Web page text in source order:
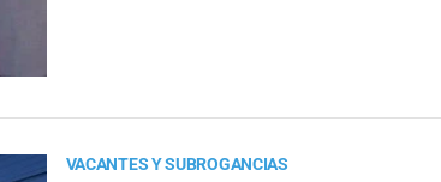
VACANTES Y SUBROGANCIAS